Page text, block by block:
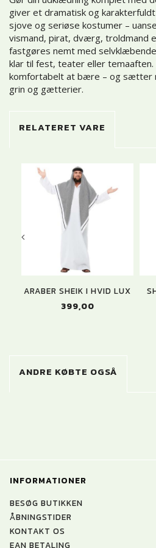
giver et dramatisk og
sjove og seriøse kostumer –
vismand, pirat, dværg, troldmand
fastgøres nemt med
klar til fest, teater eller
komfortabelt at bære – og sætter
grin og gætterier.
RELATERET VARE
ARABER SHEIK I HVID LUX
399,00
ANDRE KØBTE OGSÅ
INFORMATIONER
BESØG BUTIKKEN
ÅBNINGSTIDER
KONTAKT OS
EAN BETALING